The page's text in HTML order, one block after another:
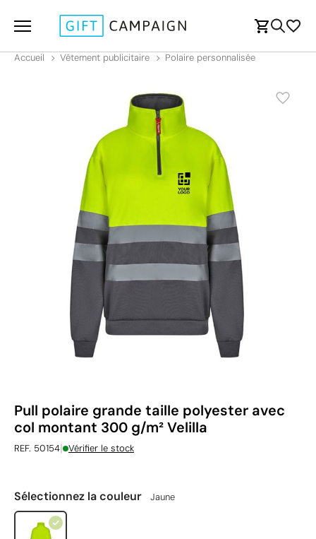
Accueil Vêtement publicitaire Polaire personnalisée
Pull polaire grande taille polyester avec
col montant 300 g/m² Velilla
REF. 50154| Vérifier le stock
Sélectionnez la couleur Jaune